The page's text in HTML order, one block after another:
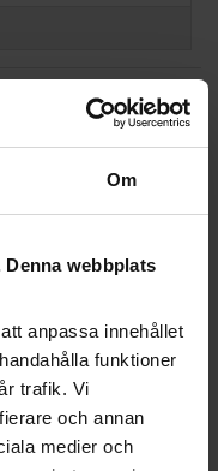
Om
Denna webbplats
anpassa innehållet
funktioner
trafik. Vi
och annan
medier och